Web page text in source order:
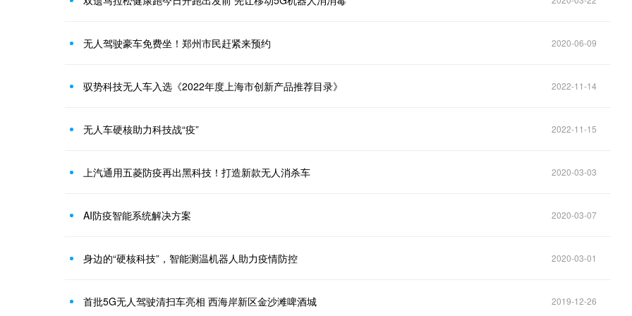
无人驾驶豪车免费坐！郑州市民赶紧来预约 2020-06-09
驭势科技无人车入选《2022年度上海市创新产品推荐目录》 2022-11-14
无人车硬核助力科技战“疫” 2022-11-15
上汽通用五菱防疫再出黑科技！打造新款无人消杀车 2020-03-03
AI防疫智能系统解决方案 2020-03-07
身边的“硬核科技”，智能测温机器人助力疫情防控 2020-03-01
首批5G无人驾驶清扫车亮相 西海岸新区金沙滩啤酒城 2019-12-26